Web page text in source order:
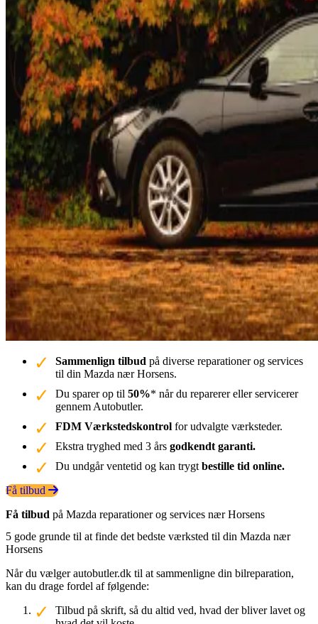
Sammenlign tilbud på diverse reparationer og services
til din Mazda nær Horsens.
Du sparer op til 50%* når du reparerer eller servicerer
gennem Autobutler.
FDM Værkstedskontrol for udvalgte værksteder.
Ekstra tryghed med 3 års godkendt garanti.
Du undgår ventetid og kan trygt bestille tid online.
Få tilbud
Få tilbud på Mazda reparationer og services nær Horsens
5 gode grunde til at finde det bedste værksted til din Mazda nær
Horsens
Når du vælger autobutler.dk til at sammenligne din bilreparation,
kan du drage fordel af følgende:
Tilbud på skrift, så du altid ved, hvad der bliver lavet og